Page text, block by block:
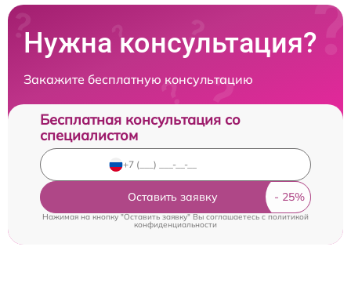
Нужна консультация?
Закажите бесплатную консультацию
Бесплатная консультация со
специалистом
Оставить заявку
Нажимая на кнопку "Оставить заявку" Вы соглашаетесь cполитикой
конфиденциальности